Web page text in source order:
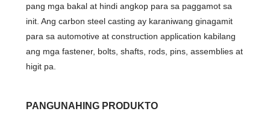
pang mga bakal at hindi angkop para sa paggamot sa
init. Ang carbon steel casting ay karaniwang ginagamit
para sa automotive at construction application kabilang
ang mga fastener, bolts, shafts, rods, pins, assemblies at
higit pa.
PANGUNAHING PRODUKTO